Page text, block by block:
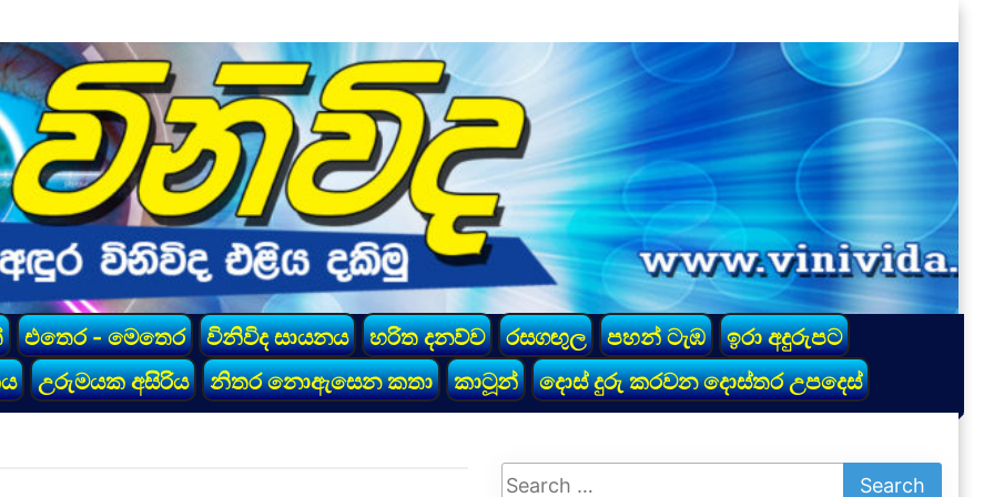
එතෙර - මෙතෙර විනිවිද සායනය හරිත දනව්ව රසගඟුල පහන් ටැඹ
ඉරා අදුරුපට
උරුමයක අසිරිය නිතර නොඇසෙන කතා කාටූන් දොස් දුරු කරවන දොස්තර උපදෙස්